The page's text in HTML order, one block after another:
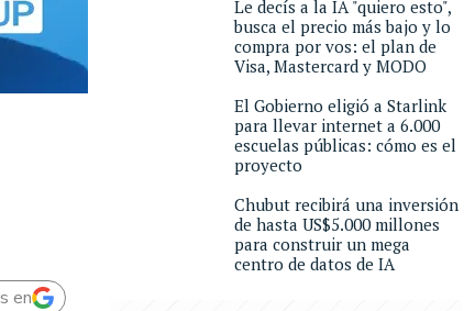
en
Le decís a la IA "quiero esto",
busca el precio más bajo y lo
compra por vos: el plan de
Visa, Mastercard y MODO
El Gobierno eligió a Starlink
para llevar internet a 6.000
escuelas públicas: cómo es el
proyecto
Chubut recibirá una inversión
de hasta US$5.000 millones
para construir un mega
centro de datos de IA